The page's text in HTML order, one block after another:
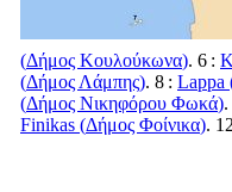
(Δήμος Κουλούκωνα). 6 :
(Δήμος Λάμπης). 8 : Lappa
(Δήμος Νικηφόρου Φωκά)
Finikas (Δήμος Φοίνικα).